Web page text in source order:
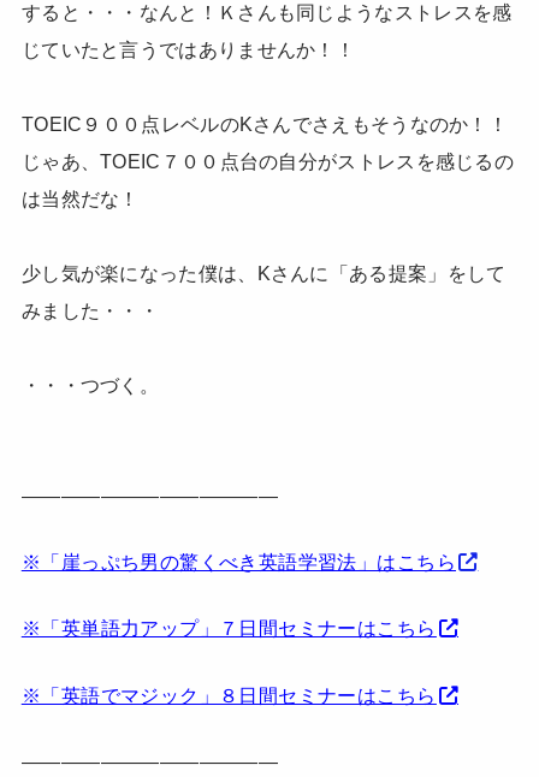
すると・・・なんと！Ｋさんも同じようなストレスを感
じていたと言うではありませんか！！
TOEIC９００点レベルのKさんでさえもそうなのか！！
じゃあ、TOEIC７００点台の自分がストレスを感じるの
は当然だな！
少し気が楽になった僕は、Kさんに「ある提案」をして
みました・・・
・・・つづく。
—————————————
※「崖っぷち男の驚くべき英語学習法」はこちら
※「英単語力アップ」７日間セミナーはこちら
※「英語でマジック」８日間セミナーはこちら
—————————————